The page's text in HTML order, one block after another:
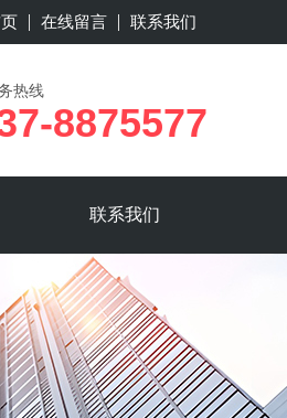
在线留言 联系我们
热线
8875577
联系我们